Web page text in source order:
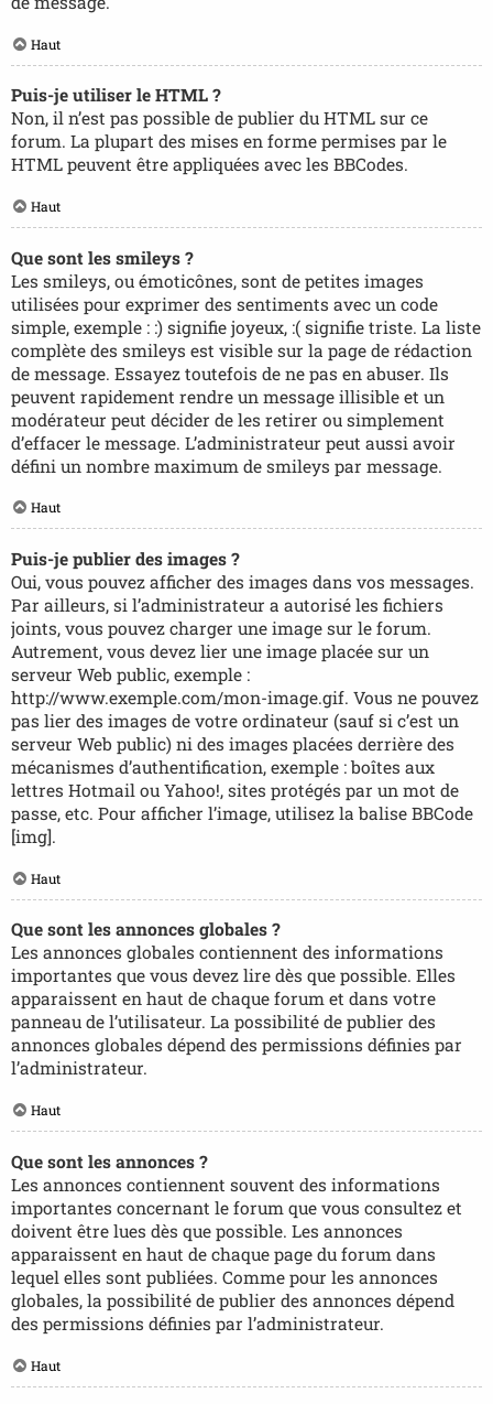
Haut
Puis-je utiliser le HTML ?
Non, il n’est pas possible de publier du HTML sur ce
forum. La plupart des mises en forme permises par le
HTML peuvent être appliquées avec les BBCodes.
Haut
Que sont les smileys ?
Les smileys, ou émoticônes, sont de petites images
utilisées pour exprimer des sentiments avec un code
simple, exemple : :) signifie joyeux, :( signifie triste. La liste
complète des smileys est visible sur la page de rédaction
de message. Essayez toutefois de ne pas en abuser. Ils
peuvent rapidement rendre un message illisible et un
modérateur peut décider de les retirer ou simplement
d’effacer le message. L’administrateur peut aussi avoir
défini un nombre maximum de smileys par message.
Haut
Puis-je publier des images ?
Oui, vous pouvez afficher des images dans vos messages.
Par ailleurs, si l’administrateur a autorisé les fichiers
joints, vous pouvez charger une image sur le forum.
Autrement, vous devez lier une image placée sur un
serveur Web public, exemple :
http://www.exemple.com/mon-image.gif. Vous ne pouvez
pas lier des images de votre ordinateur (sauf si c’est un
serveur Web public) ni des images placées derrière des
mécanismes d’authentification, exemple : boîtes aux
lettres Hotmail ou Yahoo!, sites protégés par un mot de
passe, etc. Pour afficher l’image, utilisez la balise BBCode
[img].
Haut
Que sont les annonces globales ?
Les annonces globales contiennent des informations
importantes que vous devez lire dès que possible. Elles
apparaissent en haut de chaque forum et dans votre
panneau de l’utilisateur. La possibilité de publier des
annonces globales dépend des permissions définies par
l’administrateur.
Haut
Que sont les annonces ?
Les annonces contiennent souvent des informations
importantes concernant le forum que vous consultez et
doivent être lues dès que possible. Les annonces
apparaissent en haut de chaque page du forum dans
lequel elles sont publiées. Comme pour les annonces
globales, la possibilité de publier des annonces dépend
des permissions définies par l’administrateur.
Haut